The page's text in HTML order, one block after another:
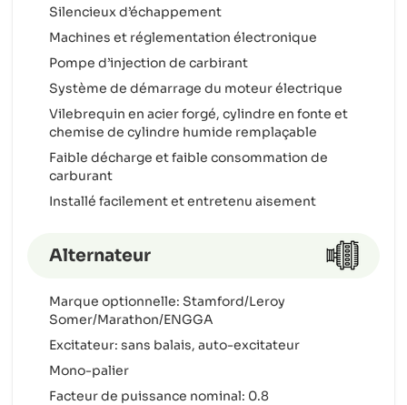
Silencieux d’échappement
Machines et réglementation électronique
Pompe d’injection de carbirant
Système de démarrage du moteur électrique
Vilebrequin en acier forgé, cylindre en fonte et
chemise de cylindre humide remplaçable
Faible décharge et faible consommation de
carburant
Installé facilement et entretenu aisement
Alternateur
Marque optionnelle: Stamford/Leroy
Somer/Marathon/ENGGA
Excitateur: sans balais, auto-excitateur
Mono-palier
Facteur de puissance nominal: 0.8